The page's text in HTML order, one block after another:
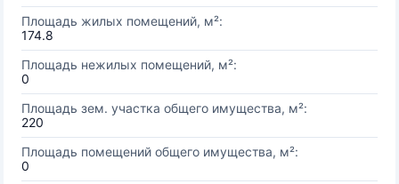
Площадь жилых помещений, м²:
174.8
Площадь нежилых помещений, м²:
0
Площадь зем. участка общего имущества, м²:
220
Площадь помещений общего имущества, м²:
0